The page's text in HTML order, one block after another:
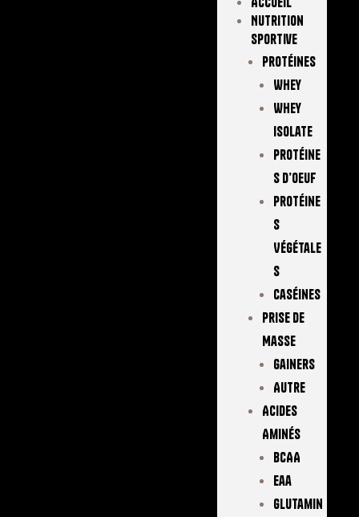
Nutrition
Sportive
Protéines
Whey
Whey
Isolate
Protéine
S D’oeuf
Protéine
S
Végétale
S
Caséines
Prise De
Masse
Gainers
Autre
Acides
Aminés
BCAA
Eaa
Glutamin